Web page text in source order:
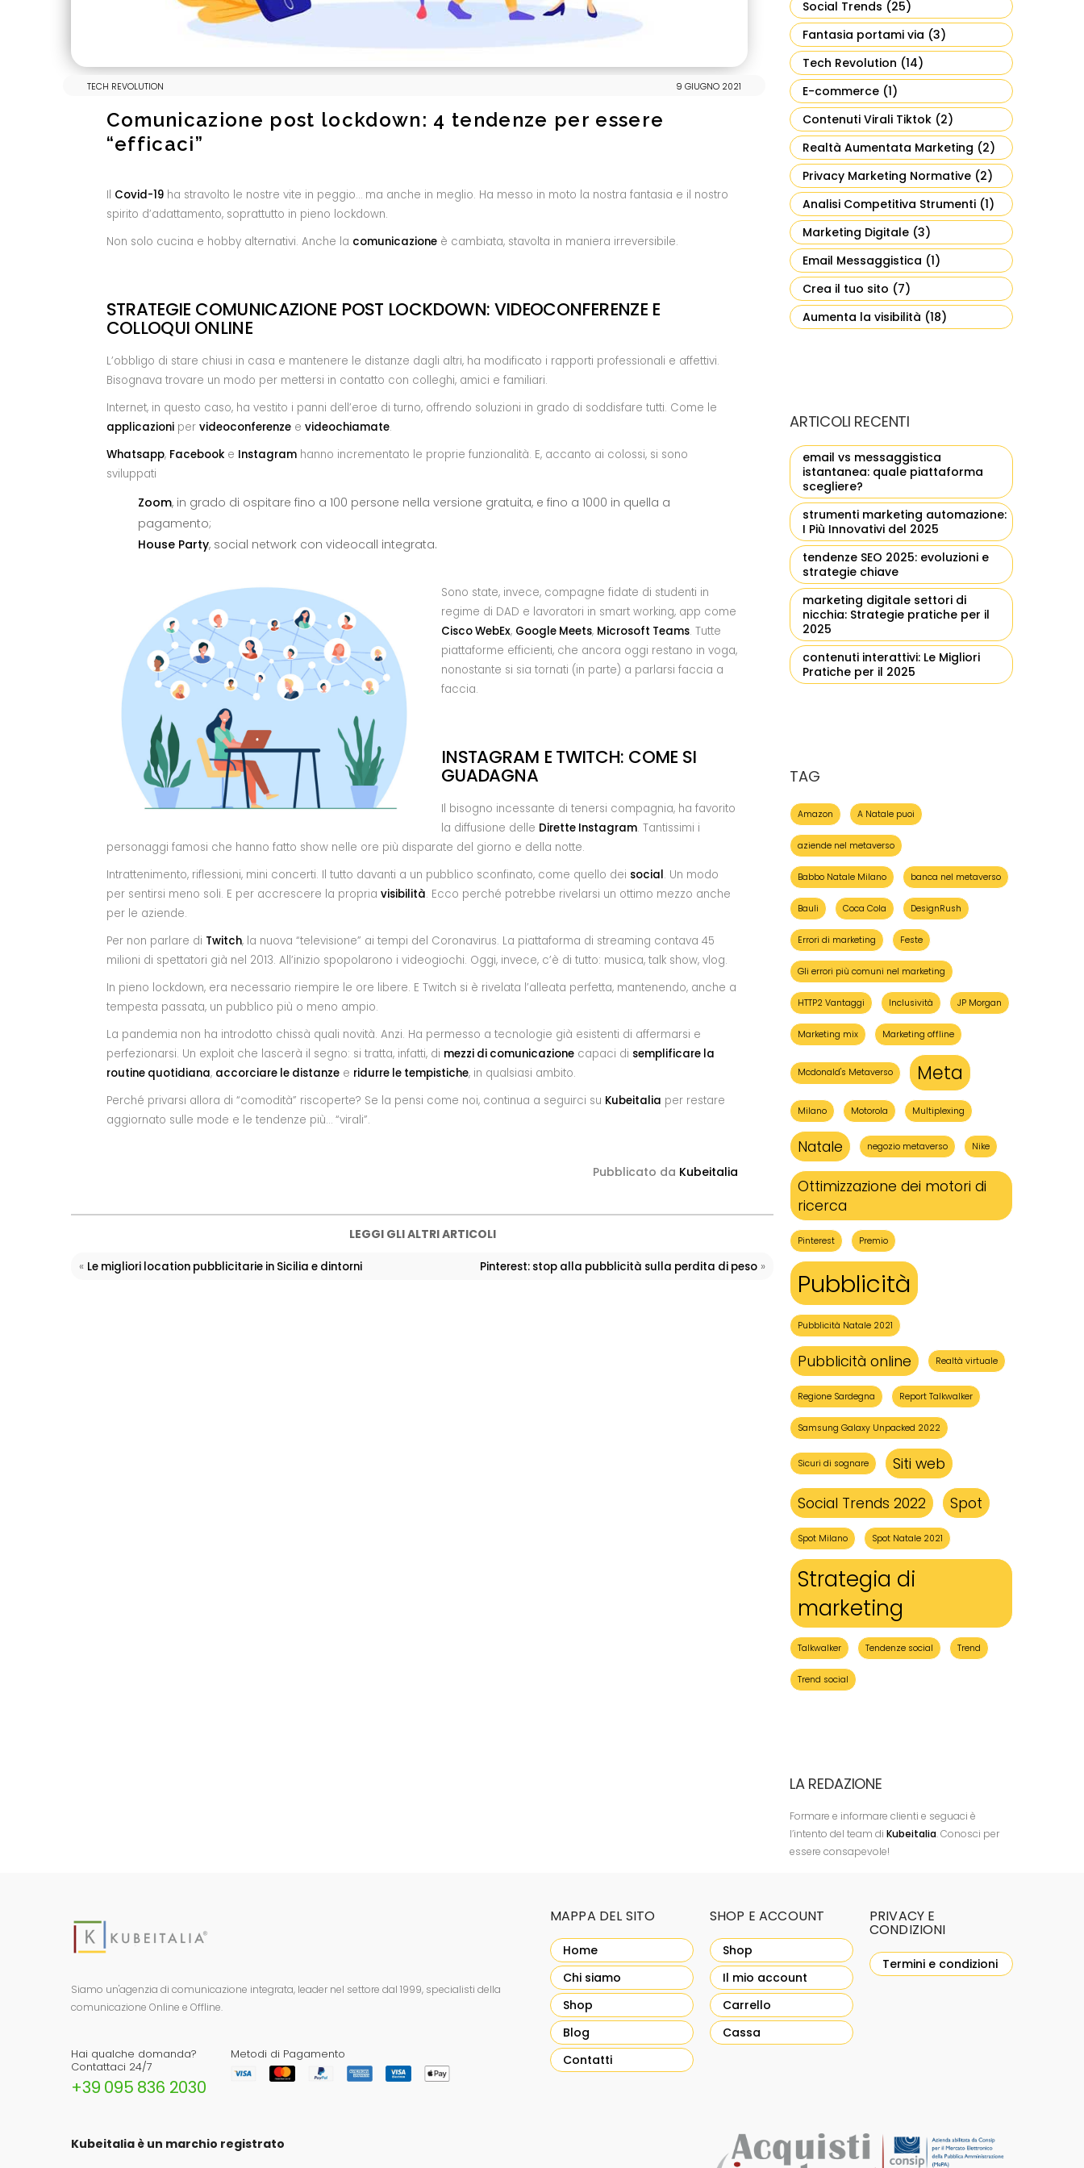
TECH REVOLUTION 9 GIUGNO 2021
Comunicazione post lockdown: 4 tendenze per essere
“efficaci”
Il Covid-19ha stravolto le nostre vite in peggio… ma anche in meglio. Ha messo in moto la nostra fantasia e il nostro
spirito d’adattamento, soprattutto in pieno lockdown.
Non solo cucina e hobby alternativi. Anche la comunicazioneè cambiata, stavolta in maniera irreversibile.
STRATEGIE COMUNICAZIONE POST LOCKDOWN: VIDEOCONFERENZE E
COLLOQUI ONLINE
L’obbligo di stare chiusi in casa e mantenere le distanze dagli altri, ha modificato i rapporti professionali e affettivi.
Bisognava trovare un modo per mettersi in contatto con colleghi, amici e familiari.
Internet, in questo caso, ha vestito i panni dell’eroe di turno, offrendo soluzioni in grado di soddisfare tutti. Come le
applicazioniper videoconferenzee videochiamate.
Whatsapp, Facebooke Instagramhanno incrementato le proprie funzionalità. E, accanto ai colossi, si sono
sviluppati
Zoom, in grado di ospitare fino a 100 persone nella versione gratuita, e fino a 1000 in quella a
pagamento;
House Party, social network con videocall integrata.
Sono state, invece, compagne fidate di studenti in
regime di DAD e lavoratori in smart working, app come
Cisco WebEx, Google Meets, Microsoft Teams. Tutte
piattaforme efficienti, che ancora oggi restano in voga,
nonostante si sia tornati (in parte) a parlarsi faccia a
faccia.
INSTAGRAM E TWITCH: COME SI
GUADAGNA
Il bisogno incessante di tenersi compagnia, ha favorito
la diffusione delle Dirette Instagram. Tantissimi i
personaggi famosi che hanno fatto show nelle ore più disparate del giorno e della notte.
Intrattenimento, riflessioni, mini concerti. Il tutto davanti a un pubblico sconfinato, come quello dei social. Un modo
per sentirsi meno soli. E per accrescere la propria visibilità. Ecco perché potrebbe rivelarsi un ottimo mezzo anche
per le aziende.
Per non parlare di Twitch, la nuova “televisione” ai tempi del Coronavirus. La piattaforma di streaming contava 45
milioni di spettatori già nel 2013. All’inizio spopolarono i videogiochi. Oggi, invece, c’è di tutto: musica, talk show, vlog.
In pieno lockdown, era necessario riempire le ore libere. E Twitch si è rivelata l’alleata perfetta, mantenendo, anche a
tempesta passata, un pubblico più o meno ampio.
La pandemia non ha introdotto chissà quali novità. Anzi. Ha permesso a tecnologie già esistenti di affermarsi e
perfezionarsi. Un exploit che lascerà il segno: si tratta, infatti, di mezzi di comunicazionecapaci di semplificare la
routine quotidiana, accorciare le distanzee ridurre le tempistiche, in qualsiasi ambito.
Perché privarsi allora di “comodità” riscoperte? Se la pensi come noi, continua a seguirci su Kubeitalia per restare
aggiornato sulle mode e le tendenze più… “virali”.
Pubblicato da Kubeitalia
LEGGI GLI ALTRI ARTICOLI
« Le migliori location pubblicitarie in Sicilia e dintorni Pinterest: stop alla pubblicità sulla perdita di peso »
Social Trends (25)
Fantasia portami via (3)
Tech Revolution (14)
E-commerce (1)
Contenuti Virali Tiktok (2)
Realtà Aumentata Marketing (2)
Privacy Marketing Normative (2)
Analisi Competitiva Strumenti (1)
Marketing Digitale (3)
Email Messaggistica (1)
Crea il tuo sito (7)
Aumenta la visibilità (18)
ARTICOLI RECENTI
email vs messaggistica
istantanea: quale piattaforma
scegliere?
strumenti marketing automazione:
I Più Innovativi del 2025
tendenze SEO 2025: evoluzioni e
strategie chiave
marketing digitale settori di
nicchia: Strategie pratiche per il
2025
contenuti interattivi: Le Migliori
Pratiche per il 2025
TAG
Amazon A Natale puoi
aziende nel metaverso
Babbo Natale Milano banca nel metaverso
Bauli Coca Cola DesignRush
Errori di marketing Feste
Gli errori più comuni nel marketing
HTTP2 Vantaggi Inclusività JP Morgan
Marketing mix Marketing offline
Mcdonald's Metaverso Meta
Milano Motorola Multiplexing
Natale negozio metaverso Nike
Ottimizzazione dei motori di
ricerca
Pinterest Premio
Pubblicità
Pubblicità Natale 2021
Pubblicità online Realtà virtuale
Regione Sardegna Report Talkwalker
Samsung Galaxy Unpacked 2022
Sicuri di sognare
Siti web
Social Trends 2022
Spot
Spot Milano Spot Natale 2021
Strategia di
marketing
Talkwalker Tendenze social Trend
Trend social
LA REDAZIONE
Formare e informare clienti e seguaci è
l’intento del team di Kubeitalia. Conosci per
essere consapevole!
Siamo un'agenzia di comunicazione integrata, leader nel settore dal 1999, specialisti della
comunicazione Online e Offline.
Hai qualche domanda?
Contattaci 24/7
+39 095 836 2030
Metodi di Pagamento
MAPPA DEL SITO
Home
Chi siamo
Shop
Blog
Contatti
SHOP E ACCOUNT
Shop
Il mio account
Carrello
Cassa
PRIVACY E
CONDIZIONI
Termini e condizioni
Kubeitalia è un marchio registrato